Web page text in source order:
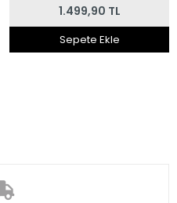
1.499,90 TL
Sepete Ekle